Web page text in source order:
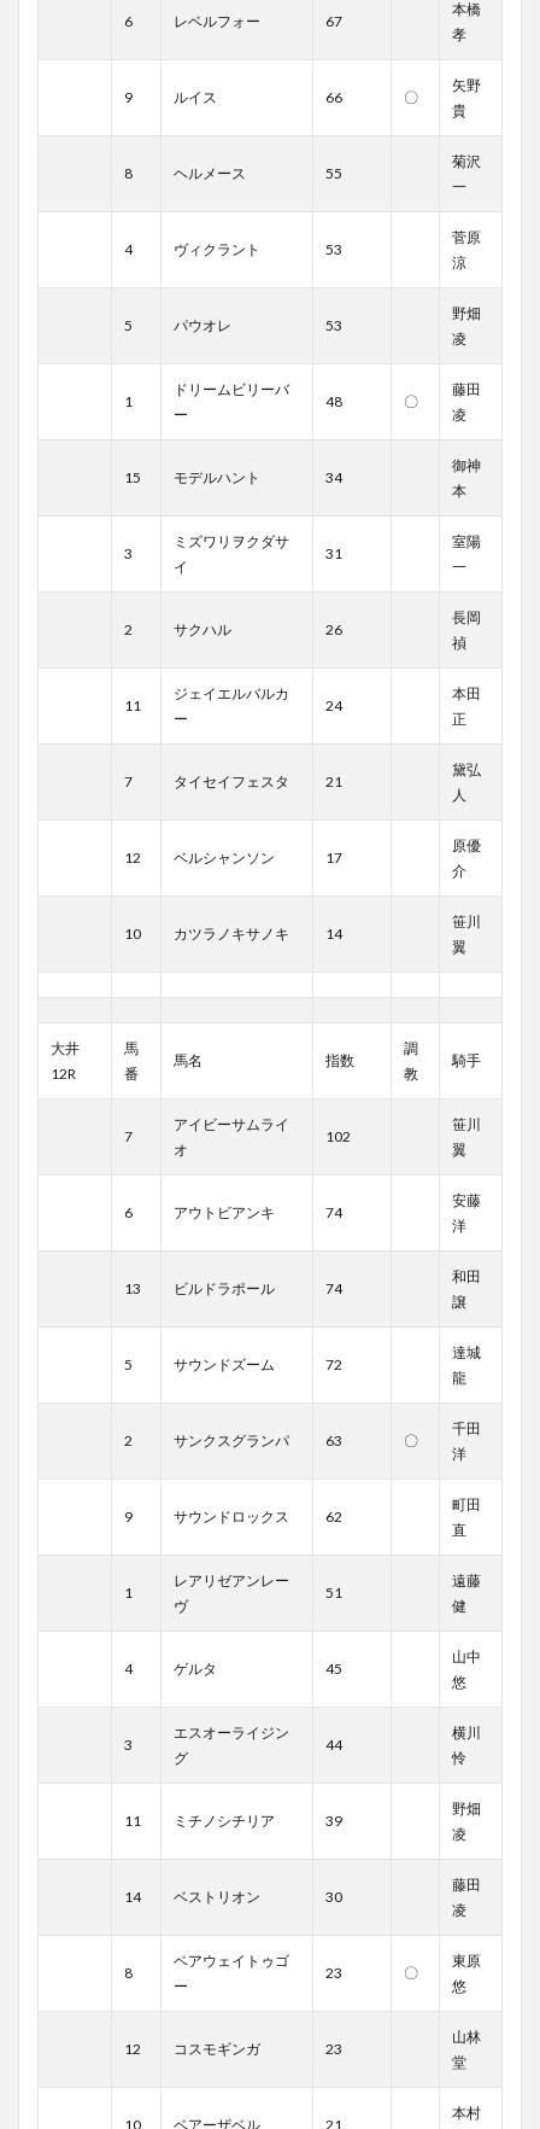
6 レベルフォー 67
本橋
孝
9 ルイス 66 〇
矢野
貴
8 ヘルメース 55
菊沢
一
4 ヴィクラント 53
菅原
涼
5 パウオレ 53
野畑
凌
1
ドリームビリーバ
ー
48 〇
藤田
凌
15 モデルハント 34
御神
本
3
ミズワリヲクダサ
イ
31
室陽
一
2 サクハル 26
長岡
禎
11
ジェイエルバルカ
ー
24
本田
正
7 タイセイフェスタ 21
黛弘
人
12 ベルシャンソン 17
原優
介
10 カツラノキサノキ 14
笹川
翼
大井
12R
馬
番
馬名 指数
調
教
騎手
7
アイビーサムライ
オ
102
笹川
翼
6 アウトビアンキ 74
安藤
洋
13 ビルドラポール 74
和田
譲
5 サウンドズーム 72
達城
龍
2 サンクスグランパ 63 〇
千田
洋
9 サウンドロックス 62
町田
直
1
レアリゼアンレー
ヴ
51
遠藤
健
4 ゲルタ 45
山中
悠
3
エスオーライジン
グ
44
横川
怜
11 ミチノシチリア 39
野畑
凌
14 ベストリオン 30
藤田
凌
8
ベアウェイトゥゴ
ー
23 〇
東原
悠
12 コスモギンガ 23
山林
堂
10 ベアーザベル 21
本村